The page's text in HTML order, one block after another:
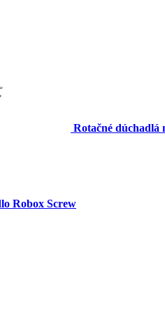
Rotačné dúchadlá
Robox Screw